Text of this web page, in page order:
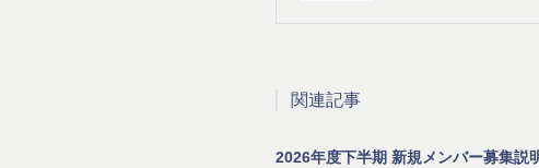
関連記事
2026年度下半期 新規メンバー募集説